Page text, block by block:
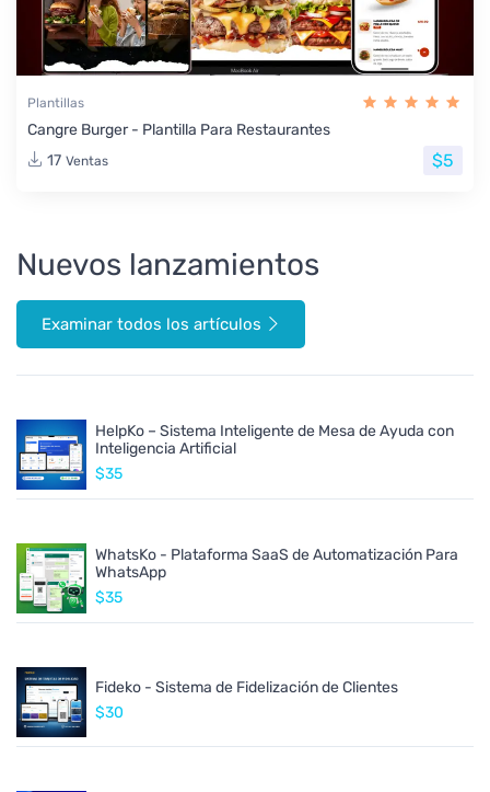
Plantillas
Cangre Burger - Plantilla Para Restaurantes
17 Ventas $5
Nuevos lanzamientos
Examinar todos los artículos
HelpKo – Sistema Inteligente de Mesa de Ayuda con
Inteligencia Artificial
$35
WhatsKo - Plataforma SaaS de Automatización Para
WhatsApp
$35
Fideko - Sistema de Fidelización de Clientes
$30